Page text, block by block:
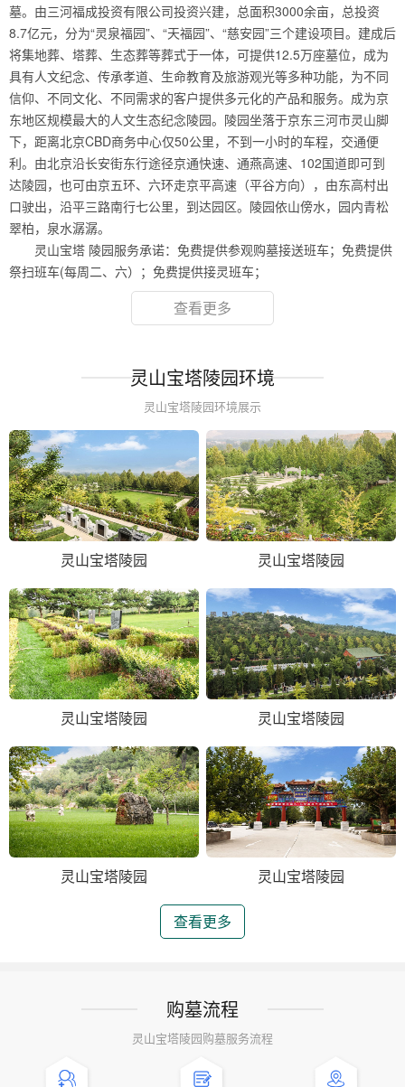
墓。由三河福成投资有限公司投资兴建，总面积3000余亩，总投资
8.7亿元，分为“灵泉福园”、“天福园”、“慈安园”三个建设项目。建成后
将集地葬、塔葬、生态葬等葬式于一体，可提供12.5万座墓位，成为
具有人文纪念、传承孝道、生命教育及旅游观光等多种功能，为不同
信仰、不同文化、不同需求的客户提供多元化的产品和服务。成为京
东地区规模最大的人文生态纪念陵园。陵园坐落于京东三河市灵山脚
下，距离北京CBD商务中心仅50公里，不到一小时的车程，交通便
利。由北京沿长安街东行途径京通快速、通燕高速、102国道即可到
达陵园，也可由京五环、六环走京平高速（平谷方向），由东高村出
口驶出，沿平三路南行七公里，到达园区。陵园依山傍水，园内青松
翠柏，泉水潺潺。
灵山宝塔 陵园服务承诺：免费提供参观购墓接送班车；免费提供
祭扫班车(每周二、六）；免费提供接灵班车；
查看更多
灵山宝塔陵园环境
灵山宝塔陵园环境展示
灵山宝塔陵园 灵山宝塔陵园
灵山宝塔陵园 灵山宝塔陵园
灵山宝塔陵园 灵山宝塔陵园
查看更多
购墓流程
灵山宝塔陵园购墓服务流程